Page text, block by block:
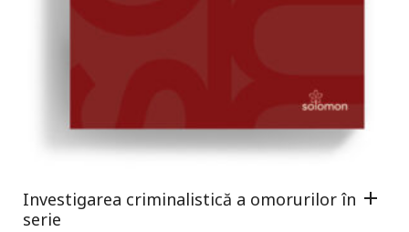
Investigarea criminalistică a omorurilor în
serie